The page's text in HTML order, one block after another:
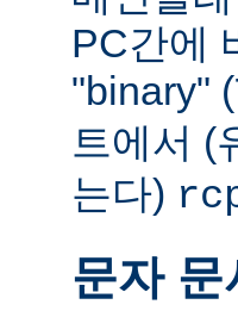
PC간에
"binary" (
트에서 (
는다)
문자 문